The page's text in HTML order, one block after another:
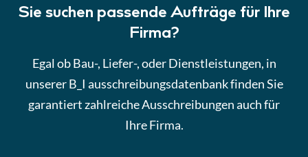
Sie suchen passende Aufträge für Ihre
Firma?
Egal ob Bau-, Liefer-, oder Dienstleistungen, in
unserer B_I ausschreibungsdatenbank finden Sie
garantiert zahlreiche Ausschreibungen auch für
Ihre Firma.